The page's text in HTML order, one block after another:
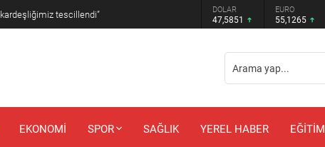
nem uyarısı DOLAR
47,5851
EURO
55,1265
EKONOMİ SPOR SAĞLIK YEREL HABER EĞİTİM